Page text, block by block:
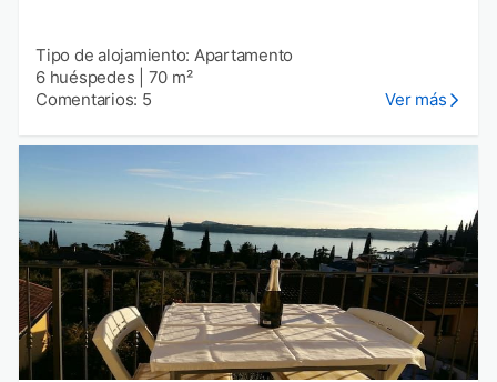
Tipo de alojamiento: Apartamento
6 huéspedes
70 m²
Comentarios: 5
Ver más